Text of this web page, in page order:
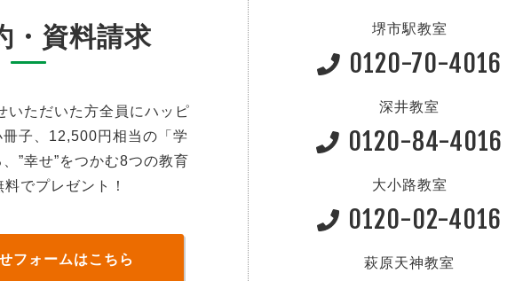
・資料請求
いただいた方全員にハッピ
子、12,500円相当の「学
”幸せ”をつかむ8つの教育
でプレゼント！
フォームはこちら
堺市駅教室
0120-70-4016
深井教室
0120-84-4016
大小路教室
0120-02-4016
萩原天神教室